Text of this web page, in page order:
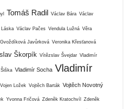
Tomáš Radil Václav Bára Václav
Láska Václav Pačes Vendula Lužná Věra
Javůrková Veronika Křesťanová
Škorpík Vítězslav Švejdar Vladimír
Vladimír Socha Vladimír
Vojen Ložek Vojtěch Barták Vojtěch Novotný
Yvonna Fričová Zdeněk Kratochvíl Zdeněk